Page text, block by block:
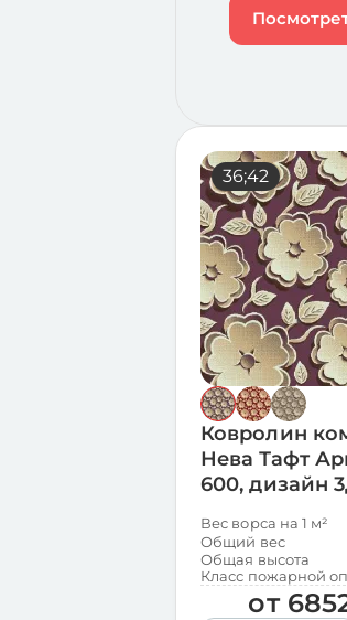
36;42
Ковролин
Нева Тафт
600, дизайн
Вес ворса на 1 м²
Общий вес
Общая высота
Класс пожарной
от